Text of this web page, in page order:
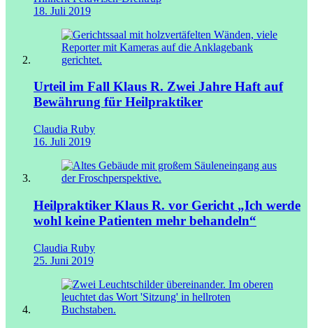
18. Juli 2019
Urteil im Fall Klaus R. Zwei Jahre Haft auf
Bewährung für Heilpraktiker
Claudia Ruby
16. Juli 2019
Heilpraktiker Klaus R. vor Gericht „Ich werde
wohl keine Patienten mehr behandeln“
Claudia Ruby
25. Juni 2019